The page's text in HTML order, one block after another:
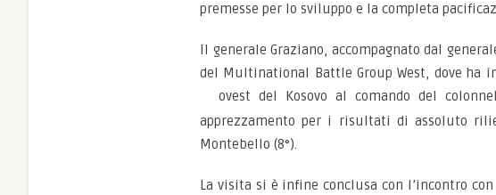
premesse per lo sviluppo e la completa
Il generale Graziano, accompagnato dal
del Multinational Battle Group West, dove ha
ovest del Kosovo al comando del
apprezzamento per i risultati di assoluto
Montebello (8°).
La visita si è infine conclusa con l’incontro